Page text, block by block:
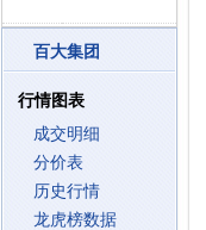
百大集团
行情图表
成交明细
分价表
历史行情
龙虎榜数据